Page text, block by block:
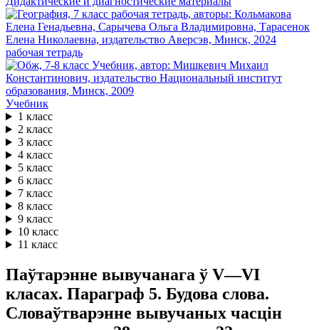
рабочая тетрадь
Учебник
1 класс
2 класс
3 класс
4 класс
5 класс
6 класс
7 класс
8 класс
9 класс
10 класс
11 класс
Паўтарэнне вывучанага ў V—VI
класах. Параграф 5. Будова слова.
Словаўтварэнне вывучаных часцін